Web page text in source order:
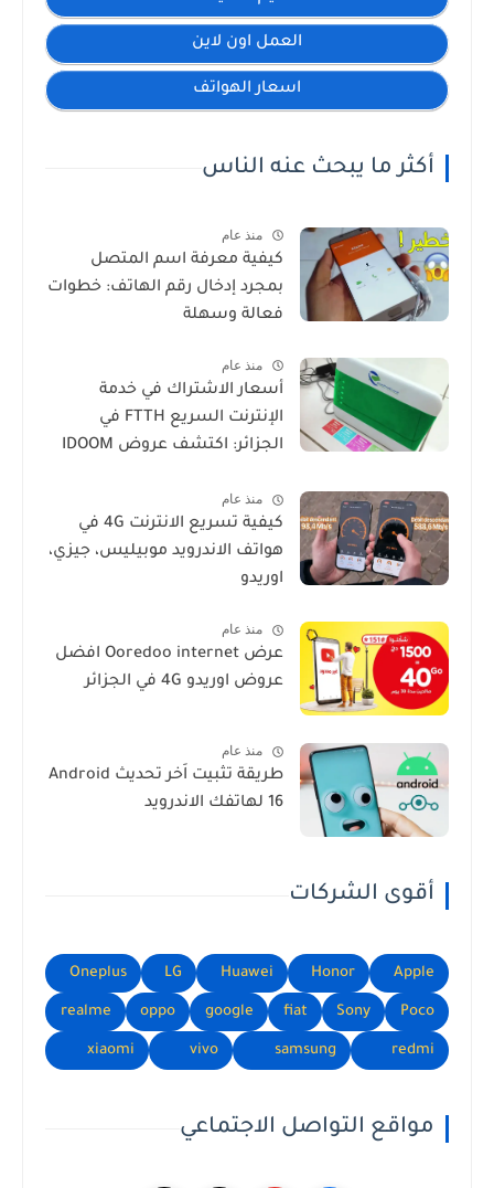
العمل اون لاين
اسعار الهواتف
أكثر ما يبحث عنه الناس
منذ عام
كيفية معرفة اسم المتصل
بمجرد إدخال رقم الهاتف: خطوات
فعالة وسهلة
منذ عام
أسعار الاشتراك في خدمة
الإنترنت السريع FTTH في
الجزائر: اكتشف عروض IDOOM
منذ عام
كيفية تسريع الانترنت 4G في
هواتف الاندرويد موبيليس، جيزي،
اوريدو
منذ عام
عرض Ooredoo internet افضل
عروض اوريدو 4G في الجزائر
منذ عام
طريقة تثبيت اَخر تحديث Android
16 لهاتفك الاندرويد
أقوى الشركات
Apple
Honor
Huawei
LG
Oneplus
Poco
Sony
fiat
google
oppo
realme
redmi
samsung
vivo
xiaomi
مواقع التواصل الاجتماعي